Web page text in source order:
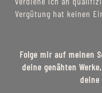
Vergütung hat keinen
Folge mir auf meinen
deine genähten
deine